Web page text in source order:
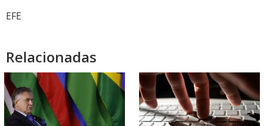
EFE
Relacionadas